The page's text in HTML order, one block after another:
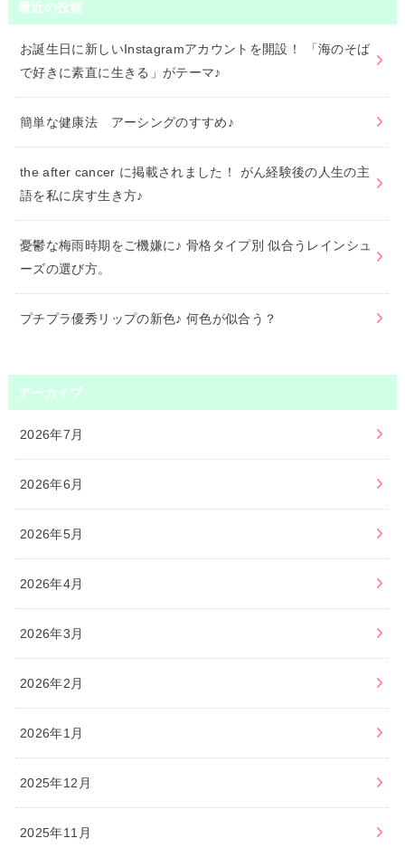
最近の投稿
お誕生日に新しいInstagramアカウントを開設！ 「海のそば
で好きに素直に生きる」がテーマ♪
簡単な健康法 アーシングのすすめ♪
the after cancer に掲載されました！ がん経験後の人生の主
語を私に戻す生き方♪
憂鬱な梅雨時期をご機嫌に♪ 骨格タイプ別 似合うレインシュ
ーズの選び方。
プチプラ優秀リップの新色♪ 何色が似合う？
アーカイブ
2026年7月
2026年6月
2026年5月
2026年4月
2026年3月
2026年2月
2026年1月
2025年12月
2025年11月